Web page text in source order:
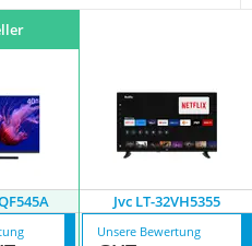
Jvc LT-32VH5355
Unsere Bewertung